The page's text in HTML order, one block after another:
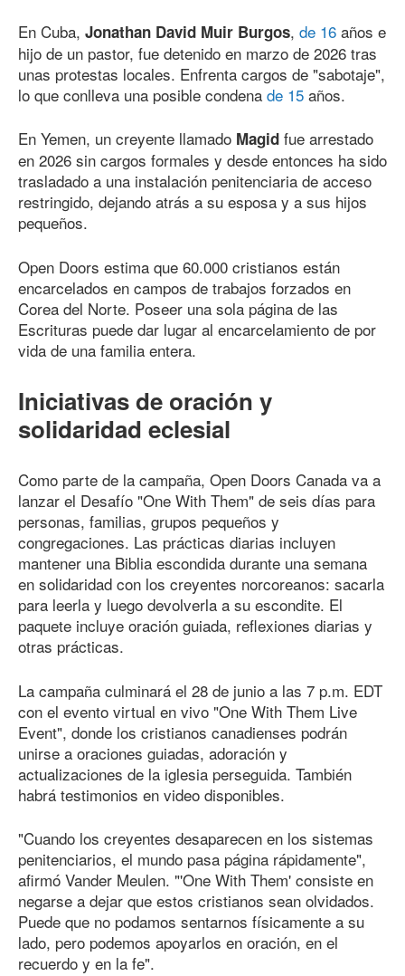
En Cuba, Jonathan David Muir Burgos, de 16 años e
hijo de un pastor, fue detenido en marzo de 2026 tras
unas protestas locales. Enfrenta cargos de "sabotaje",
lo que conlleva una posible condena de 15 años.
En Yemen, un creyente llamado Magid fue arrestado
en 2026 sin cargos formales y desde entonces ha sido
trasladado a una instalación penitenciaria de acceso
restringido, dejando atrás a su esposa y a sus hijos
pequeños.
Open Doors estima que 60.000 cristianos están
encarcelados en campos de trabajos forzados en
Corea del Norte. Poseer una sola página de las
Escrituras puede dar lugar al encarcelamiento de por
vida de una familia entera.
Iniciativas de oración y
solidaridad eclesial
Como parte de la campaña, Open Doors Canada va a
lanzar el Desafío "One With Them" de seis días para
personas, familias, grupos pequeños y
congregaciones. Las prácticas diarias incluyen
mantener una Biblia escondida durante una semana
en solidaridad con los creyentes norcoreanos: sacarla
para leerla y luego devolverla a su escondite. El
paquete incluye oración guiada, reflexiones diarias y
otras prácticas.
La campaña culminará el 28 de junio a las 7 p.m. EDT
con el evento virtual en vivo "One With Them Live
Event", donde los cristianos canadienses podrán
unirse a oraciones guiadas, adoración y
actualizaciones de la iglesia perseguida. También
habrá testimonios en video disponibles.
"Cuando los creyentes desaparecen en los sistemas
penitenciarios, el mundo pasa página rápidamente",
afirmó Vander Meulen. "'One With Them' consiste en
negarse a dejar que estos cristianos sean olvidados.
Puede que no podamos sentarnos físicamente a su
lado, pero podemos apoyarlos en oración, en el
recuerdo y en la fe".